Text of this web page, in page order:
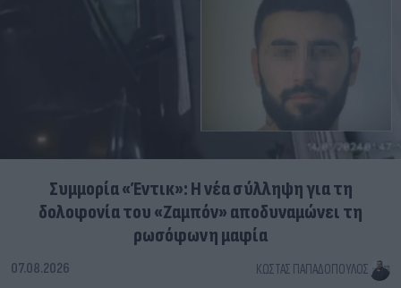
Συμμορία «Έντικ»: Η νέα σύλληψη για τη
δολοφονία του «Ζαμπόν» αποδυναμώνει τη
ρωσόφωνη μαφία
07.08.2026 ΚΏΣΤΑΣ ΠΑΠΑΔΌΠΟΥΛΟΣ